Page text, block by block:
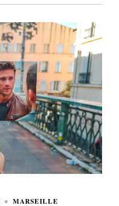
MARSEILLE